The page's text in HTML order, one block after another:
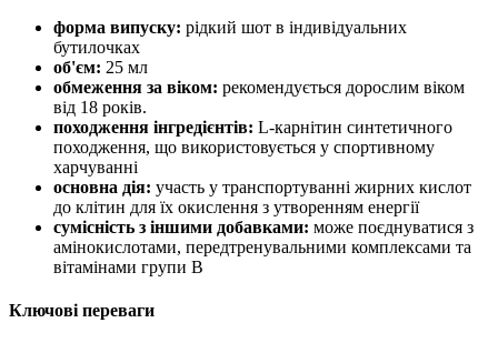
форма випуску: рідкий шот в індивідуальних
бутилочках
об'єм: 25 мл
обмеження за віком: рекомендується дорослим віком
від 18 років.
походження інгредієнтів: L-карнітин синтетичного
походження, що використовується у спортивному
харчуванні
основна дія: участь у транспортуванні жирних кислот
до клітин для їх окислення з утворенням енергії
сумісність з іншими добавками: може поєднуватися з
амінокислотами, передтренувальними комплексами та
вітамінами групи B
Ключові переваги